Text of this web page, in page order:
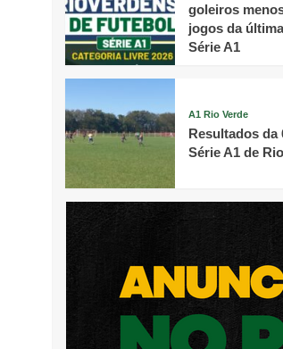
goleiros
jogos da
Série A1
A1 Rio Verde
Resultados da
Série A1 de